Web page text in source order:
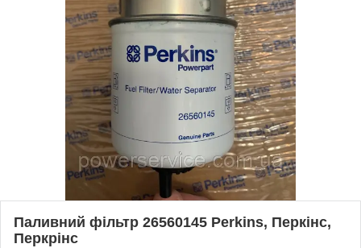
Паливний фільтр 26560145 Perkins, Перкінс,
Перкрінс